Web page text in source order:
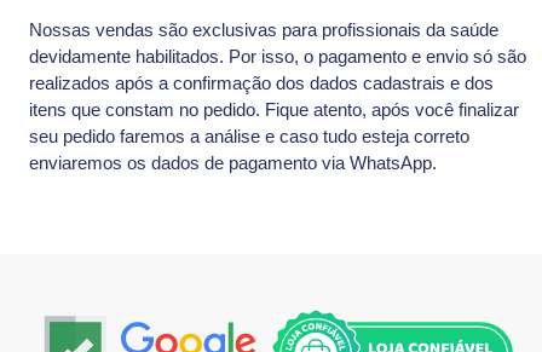
Nossas vendas são exclusivas para profissionais da saúde
devidamente habilitados. Por isso, o pagamento e envio só são
realizados após a confirmação dos dados cadastrais e dos
itens que constam no pedido. Fique atento, após você finalizar
seu pedido faremos a análise e caso tudo esteja correto
enviaremos os dados de pagamento via WhatsApp.